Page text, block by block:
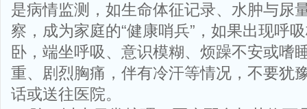
是病情监测，如生命体征记录、水肿与尿
察，成为家庭的“健康哨兵”，如果出现呼
卧，端坐呼吸、意识模糊、烦躁不安或嗜
重、剧烈胸痛，伴有冷汗等情况，不要犹
话或送往医院。